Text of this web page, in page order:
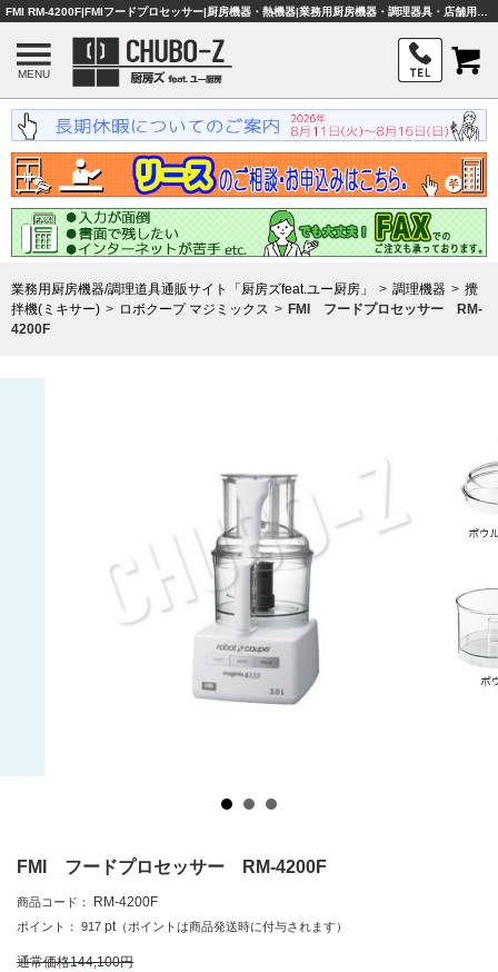
MENU
業務用厨房機器/調理道具通販サイト「厨房ズfeat.ユー厨房」 調理機器
攪
拌機(ミキサー)
ロボクープ マジミックス
FMI フードプロセッサー RM-
4200F
FMI フードプロセッサー RM-4200F
商品コード： RM-4200F
ポイント： 917 pt （ポイントは商品発送時に付与されます）
通常価格144,100円